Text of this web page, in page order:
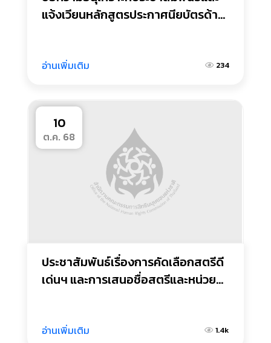
แจ้งเวียนหลักสูตรประกาศนียบัตรด้าน
อ่านเพิ่มเติม 234
10
ต.ค. 68
ประชาสัมพันธ์เรื่องการคัดเลือกสตรีดี
เด่นฯ และการเสนอชื่อสตรีและหน่วย
ปี 2569
อ่านเพิ่มเติม 1.4k